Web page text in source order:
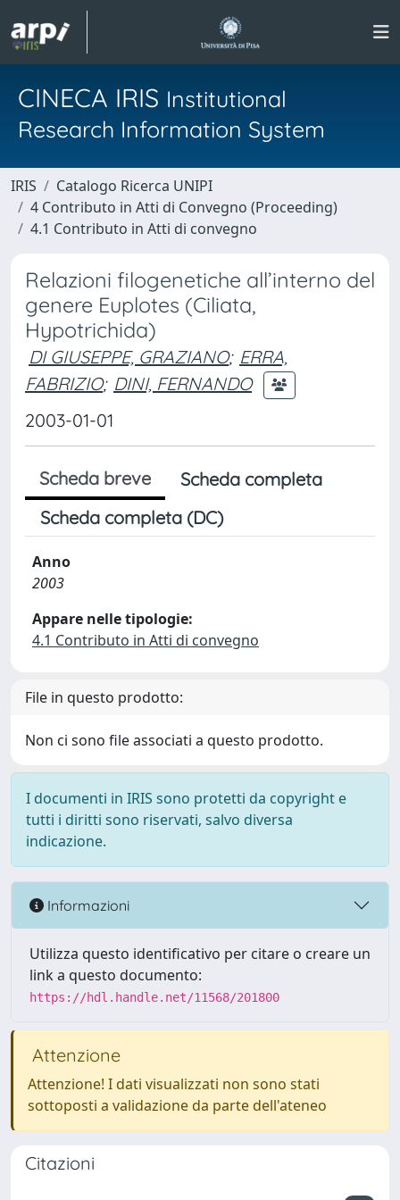
CINECA IRIS Institutional
Research Information System
IRIS
Catalogo Ricerca UNIPI
4 Contributo in Atti di Convegno (Proceeding)
4.1 Contributo in Atti di convegno
Relazioni filogenetiche all’interno del
genere Euplotes (Ciliata,
Hypotrichida)
DI GIUSEPPE, GRAZIANO; ERRA,
FABRIZIO; DINI, FERNANDO
2003-01-01
Scheda breve
Scheda completa
Scheda completa (DC)
Anno
2003
Appare nelle tipologie:
4.1 Contributo in Atti di convegno
File in questo prodotto:
Non ci sono file associati a questo prodotto.
I documenti in IRIS sono protetti da copyright e
tutti i diritti sono riservati, salvo diversa
indicazione.
Informazioni
Utilizza questo identificativo per citare o creare un
link a questo documento:
https://hdl.handle.net/11568/201800
Attenzione
Attenzione! I dati visualizzati non sono stati
sottoposti a validazione da parte dell'ateneo
Citazioni